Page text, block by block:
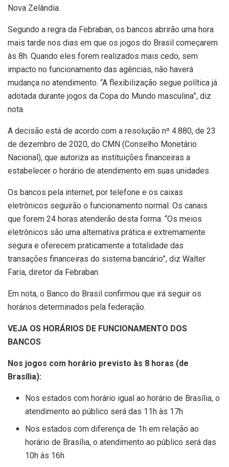
Nova Zelândia.
Segundo a regra da Febraban, os bancos abrirão uma hora
mais tarde nos dias em que os jogos do Brasil começarem
às 8h. Quando eles forem realizados mais cedo, sem
impacto no funcionamento das agências, não haverá
mudança no atendimento. “A flexibilização segue política já
adotada durante jogos da Copa do Mundo masculina”, diz
nota.
A decisão está de acordo com a resolução nº 4.880, de 23
de dezembro de 2020, do CMN (Conselho Monetário
Nacional), que autoriza as instituições financeiras a
estabelecer o horário de atendimento em suas unidades.
Os bancos pela internet, por telefone e os caixas
eletrônicos seguirão o funcionamento normal. Os canais
que forem 24 horas atenderão desta forma. “Os meios
eletrônicos são uma alternativa prática e extremamente
segura e oferecem praticamente a totalidade das
transações financeiras do sistema bancário”, diz Walter
Faria, diretor da Febraban.
Em nota, o Banco do Brasil confirmou que irá seguir os
horários determinados pela federação.
VEJA OS HORÁRIOS DE FUNCIONAMENTO DOS
BANCOS
Nos jogos com horário previsto às 8 horas (de
Brasília):
Nos estados com horário igual ao horário de Brasília, o
atendimento ao público será das 11h às 17h
Nos estados com diferença de 1h em relação ao
horário de Brasília, o atendimento ao público será das
10h às 16h